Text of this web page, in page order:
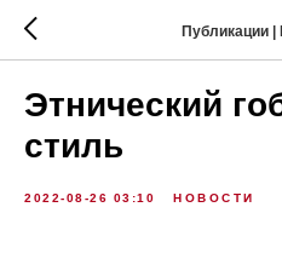
Публикации |
Этнический
стиль
2022-08-26 03:10 НОВОСТИ